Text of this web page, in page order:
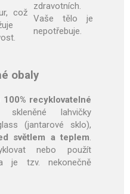
což
zdravotních.
Vaše tělo je
nepotřebuje.
obaly
100% recyklovatelné
lahvičky
(jantarové sklo),
světlem a teplem.
nebo použít
je tzv. nekonečně